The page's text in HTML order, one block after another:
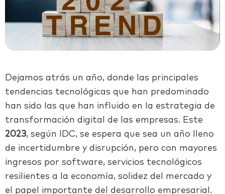
Dejamos atrás un año, donde las principales
tendencias tecnológicas que han predominado
han sido las que han influido en la estrategia de
transformación digital de las empresas. Este
2023, según IDC, se espera que sea un año lleno
de incertidumbre y disrupción, pero con mayores
ingresos por software, servicios tecnológicos
resilientes a la economía, solidez del mercado y
el papel importante del desarrollo empresarial.